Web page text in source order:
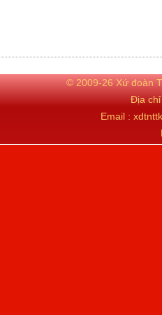
© 2009-26 Xứ đoàn
Địa
Email :